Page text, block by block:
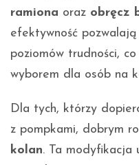
ramiona oraz obręcz
efektywność
poziomów trudności,
wyborem dla osób na
Dla tych, którzy
z pompkami, dobrym
kolan. Ta modyfikacja